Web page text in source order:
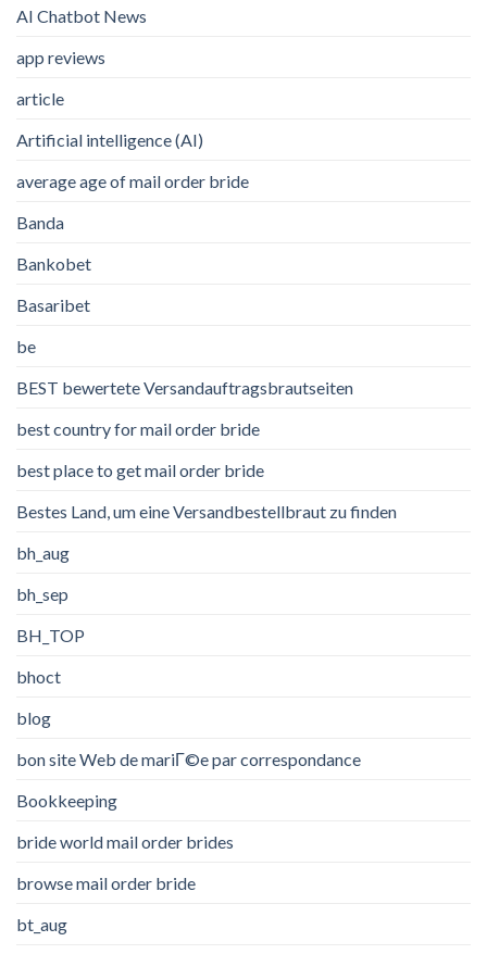
AI Chatbot News
app reviews
article
Artificial intelligence (AI)
average age of mail order bride
Banda
Bankobet
Basaribet
be
BEST bewertete Versandauftragsbrautseiten
best country for mail order bride
best place to get mail order bride
Bestes Land, um eine Versandbestellbraut zu finden
bh_aug
bh_sep
BH_TOP
bhoct
blog
bon site Web de mariГ©e par correspondance
Bookkeeping
bride world mail order brides
browse mail order bride
bt_aug